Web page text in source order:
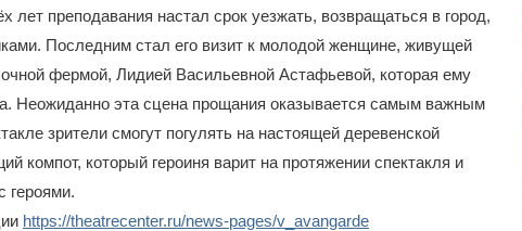
лет преподавания настал срок уезжать, возвращаться в город,
Последним стал его визит к молодой женщине, живущей
фермой, Лидией Васильевной Астафьевой, которая ему
Неожиданно эта сцена прощания оказывается самым важным
зрители смогут погулять на настоящей деревенской
компот, который героиня варит на протяжении спектакля и
героями.
https://theatrecenter.ru/news-pages/v_avangarde